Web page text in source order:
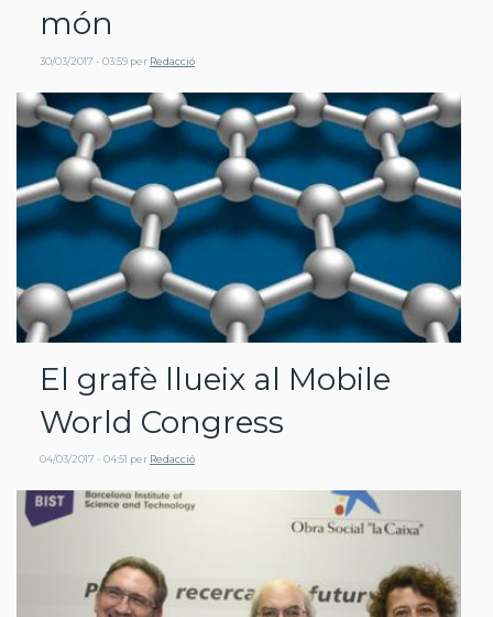
món
30/03/2017 - 03:59 per Redacció
El grafè llueix al Mobile
World Congress
04/03/2017 - 04:51 per Redacció